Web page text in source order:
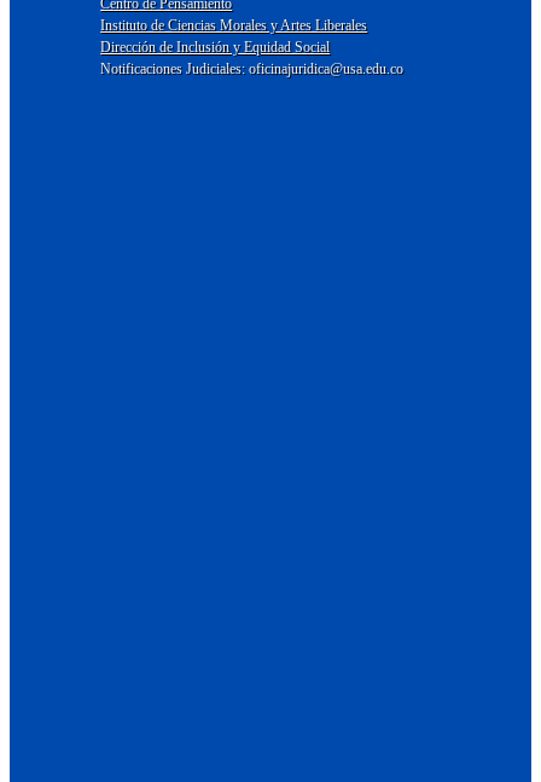
Instituto de Ciencias Morales y Artes Liberales
Dirección de Inclusión y Equidad Social
Notificaciones Judiciales: oficinajuridica@usa.edu.co